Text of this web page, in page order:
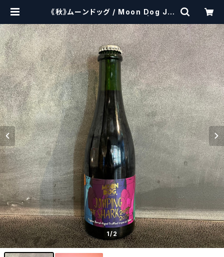
《秋》ムーンドッグ / Moon Dog Ju
beerscissors
1/2